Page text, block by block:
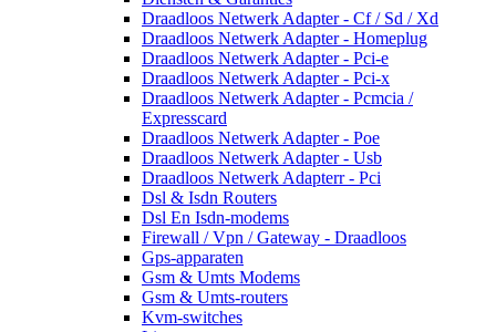
Draadloos Netwerk Adapter - Cf / Sd / Xd
Draadloos Netwerk Adapter - Homeplug
Draadloos Netwerk Adapter - Pci-e
Draadloos Netwerk Adapter - Pci-x
Draadloos Netwerk Adapter - Pcmcia /
Expresscard
Draadloos Netwerk Adapter - Poe
Draadloos Netwerk Adapter - Usb
Draadloos Netwerk Adapterr - Pci
Dsl & Isdn Routers
Dsl En Isdn-modems
Firewall / Vpn / Gateway - Draadloos
Gps-apparaten
Gsm & Umts Modems
Gsm & Umts-routers
Kvm-switches